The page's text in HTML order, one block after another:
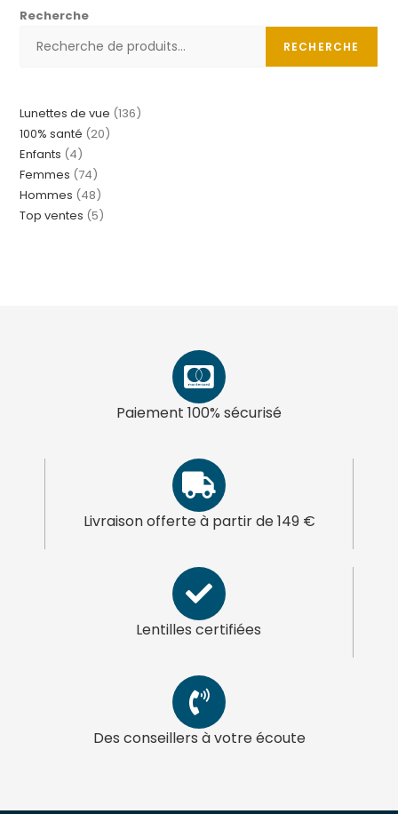
Recherche
RECHERCHE
Lunettes de vue 136
100% santé 20
Enfants 4
Femmes 74
Hommes 48
Top ventes 5
Paiement 100% sécurisé
Livraison offerte à partir de 149 €
Lentilles certifiées
Des conseillers à votre écoute